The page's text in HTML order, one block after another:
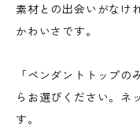
素材との出会いがなけ
かわいさです。
「ペンダントトップ
らお選びください。ネ
す。